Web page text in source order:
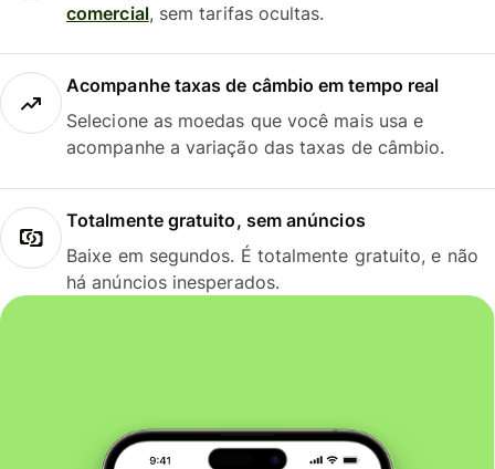
comercial, sem tarifas ocultas.
Acompanhe taxas de câmbio em tempo real
Selecione as moedas que você mais usa e
acompanhe a variação das taxas de câmbio.
Totalmente gratuito, sem anúncios
Baixe em segundos. É totalmente gratuito, e não
há anúncios inesperados.